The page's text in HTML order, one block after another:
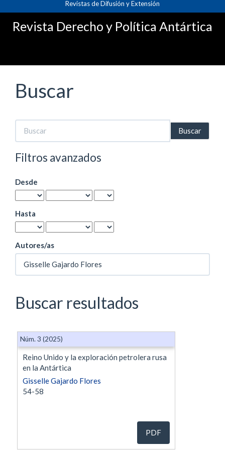
principal
Contenido
Revistas de Difusión y Extensión
Revista Derecho y Política Antártica
Buscar
Buscar
artículos
por
Filtros avanzados
Desde
Hasta
Autores/as
Buscar resultados
Reino Unido y la exploración petrolera rusa
en la Antártica
Gisselle Gajardo Flores
54-58
Núm. 3 (2025)
PDF